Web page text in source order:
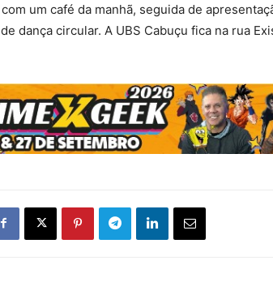
um café da manhã, seguida de
dança circular. A UBS Cabuçu fica na rua